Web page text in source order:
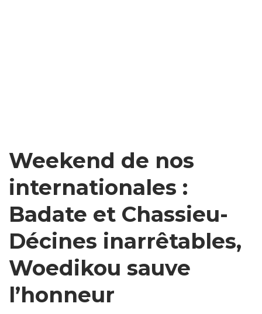
Weekend de nos
internationales :
Badate et Chassieu-
Décines inarrêtables,
Woedikou sauve
l’honneur